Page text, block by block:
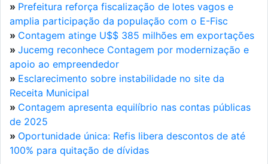
» Prefeitura reforça fiscalização de lotes vagos e
amplia participação da população com o E-Fisc
» Contagem atinge U$$ 385 milhões em exportações
» Jucemg reconhece Contagem por modernização e
apoio ao empreendedor
» Esclarecimento sobre instabilidade no site da
Receita Municipal
» Contagem apresenta equilíbrio nas contas públicas
de 2025
» Oportunidade única: Refis libera descontos de até
100% para quitação de dívidas